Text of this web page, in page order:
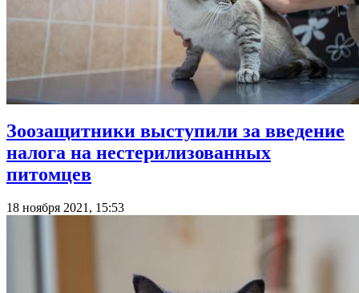
Зоозащитники выступили за введение
налога на нестерилизованных
питомцев
18 ноября 2021, 15:53